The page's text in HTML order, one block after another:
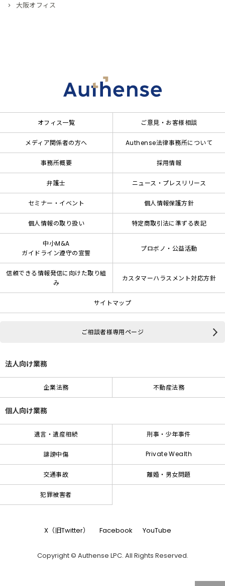
大阪オフィス
オフィス一覧 ご意見・お客様相談
メディア関係者の方へ Authense法律事務所について
事務所概要 採用情報
弁護士 ニュース・プレスリリース
セミナー・イベント 個人情報保護方針
個人情報の取り扱い 特定商取引法に準ずる表記
中小M&A
ガイドライン遵守の宣誓
プロボノ・公益活動
信頼できる情報発信に向けた取り組
み
カスタマーハラスメント対応方針
サイトマップ
ご相談者様専用ページ
法人向け業務
企業法務 不動産法務
個人向け業務
遺言・遺産相続 刑事・少年事件
誹謗中傷 Private Wealth
交通事故 離婚・男女問題
犯罪被害者
X（旧Twitter） Facebook YouTube
Copyright © Authense LPC. All Rights Reserved.